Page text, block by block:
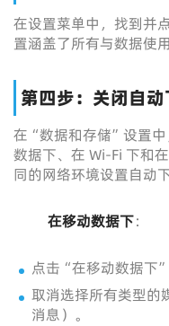
在设置菜单中，找到并
置涵盖了所有与数据使
第四步：关闭自动
在“数据和存储”设置中
数据下、在 Wi-Fi 下和
同的网络环境设置自动
在移动数据下：
点击“在移动数据下”
取消选择所有类型的
消息）。